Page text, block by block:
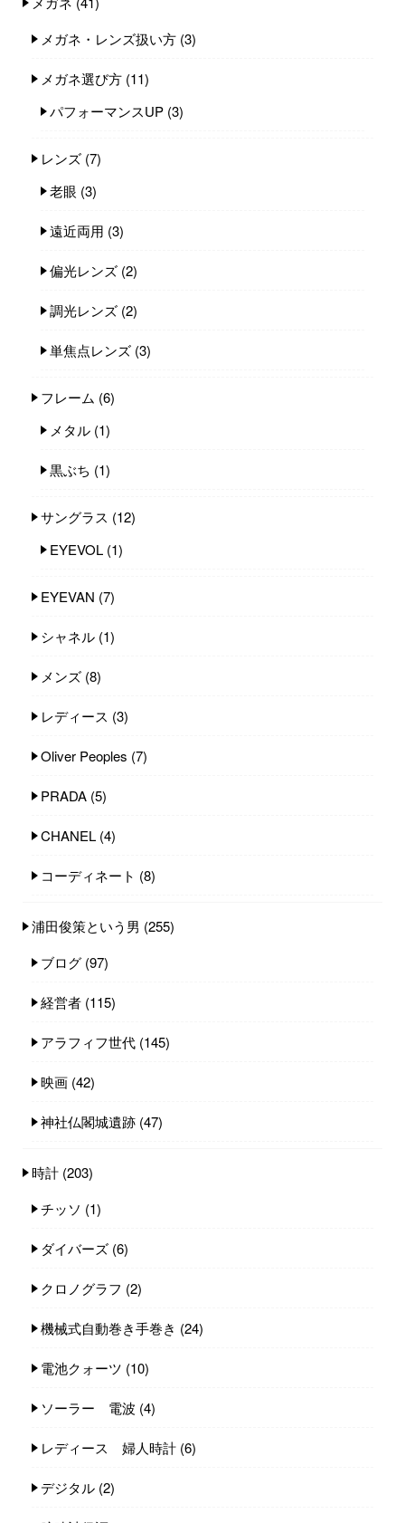
メガネ・レンズ扱い方 (3)
メガネ選び方 (11)
パフォーマンスUP (3)
レンズ (7)
老眼 (3)
遠近両用 (3)
偏光レンズ (2)
調光レンズ (2)
単焦点レンズ (3)
フレーム (6)
メタル (1)
黒ぶち (1)
サングラス (12)
EYEVOL (1)
EYEVAN (7)
シャネル (1)
メンズ (8)
レディース (3)
Oliver Peoples (7)
PRADA (5)
CHANEL (4)
コーディネート (8)
浦田俊策という男 (255)
ブログ (97)
経営者 (115)
アラフィフ世代 (145)
映画 (42)
神社仏閣城遺跡 (47)
時計 (203)
チッソ (1)
ダイバーズ (6)
クロノグラフ (2)
機械式自動巻き手巻き (24)
電池クォーツ (10)
ソーラー 電波 (4)
レディース 婦人時計 (6)
デジタル (2)